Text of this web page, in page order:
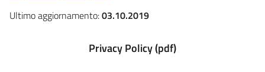
Ultimo aggiornamento:03.10.2019
Privacy Policy (pdf)